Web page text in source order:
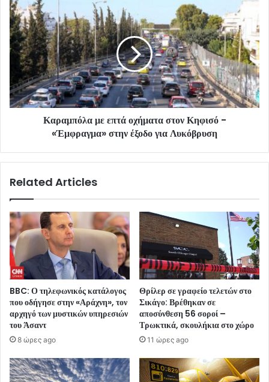
Καραμπόλα με επτά οχήματα στον Κηφισό -
«Έμφραγμα» στην έξοδο για Λυκόβρυση
Related Articles
BBC: Ο τηλεφωνικός κατάλογος
που οδήγησε στην «Αράχνη», τον
αρχηγό των μυστικών υπηρεσιών
του Άσαντ
8 ώρες ago
Θρίλερ σε γραφείο τελετών στο
Σικάγο: Βρέθηκαν σε
αποσύνθεση 56 σοροί –
Τρωκτικά, σκουλήκια στο χώρο
11 ώρες ago